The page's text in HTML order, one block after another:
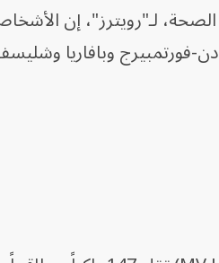
لـ"رويترز"، إن
فورتمبيرج وبافاريا